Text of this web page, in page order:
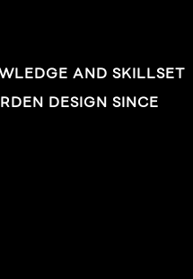
AND SKILLSET
DESIGN SINCE